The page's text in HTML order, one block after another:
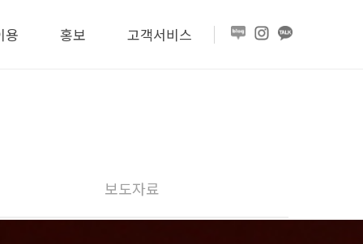
용 홍보 고객서비스
보도자료